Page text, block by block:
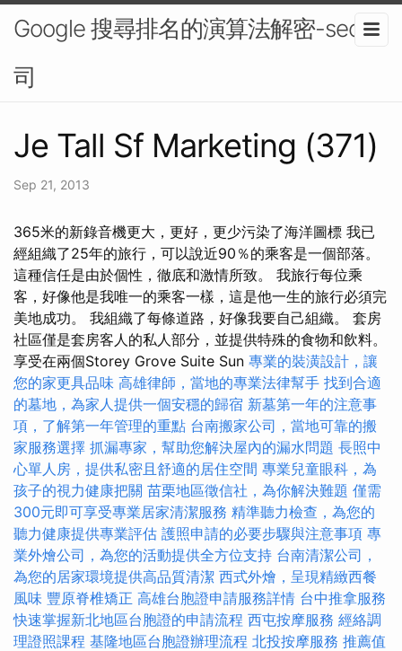
Google 搜尋排名的演算法解密-seo公
司
Je Tall Sf Marketing (371)
Sep 21, 2013
365米的新錄音機更大，更好，更少污染了海洋圖標 我已
經組織了25年的旅行，可以說近90％的乘客是一個部落。
這種信任是由於個性，徹底和激情所致。 我旅行每位乘
客，好像他是我唯一的乘客一樣，這是他一生的旅行必須完
美地成功。 我組織了每條道路，好像我要自己組織。 套房
社區僅是套房客人的私人部分，並提供特殊的食物和飲料。
享受在兩個Storey Grove Suite Sun 專業的裝潢設計，讓
您的家更具品味 高雄律師，當地的專業法律幫手 找到合適
的墓地，為家人提供一個安穩的歸宿 新墓第一年的注意事
項，了解第一年管理的重點 台南搬家公司，當地可靠的搬
家服務選擇 抓漏專家，幫助您解決屋內的漏水問題 長照中
心單人房，提供私密且舒適的居住空間 專業兒童眼科，為
孩子的視力健康把關 苗栗地區徵信社，為你解決難題 僅需
300元即可享受專業居家清潔服務 精準聽力檢查，為您的
聽力健康提供專業評估 護照申請的必要步驟與注意事項 專
業外燴公司，為您的活動提供全方位支持 台南清潔公司，
為您的居家環境提供高品質清潔 西式外燴，呈現精緻西餐
風味 豐原脊椎矯正 高雄台胞證申請服務詳情 台中推拿服務
快速掌握新北地區台胞證的申請流程 西屯按摩服務 經絡調
理證照課程 基隆地區台胞證辦理流程 北投按摩服務 推薦值